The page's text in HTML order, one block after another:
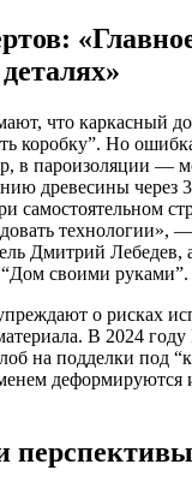
что каркасный
коробку”. Но
в пароизоляции —
древесины через
самостоятельном
технологии»,
Дмитрий Лебедев,
своими руками”.
о рисках
В 2024 году
на подделки под
деформируются